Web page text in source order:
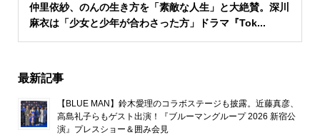
仲里依紗、のんの生き方を「素敵な人生」と大絶賛。深川
麻衣は「少女と少年が合わさった方」ドラマ『Tok...
最新記事
【BLUE MAN】鈴木愛理のコラボステージも披露。近藤真彦、
高島礼子らもゲスト出演！『ブルーマングループ 2026 新宿公
演』プレスショー＆囲み会見